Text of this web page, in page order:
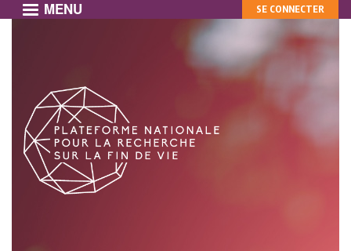
principal
MENU
MON
COMPTE
SE CONNECTER